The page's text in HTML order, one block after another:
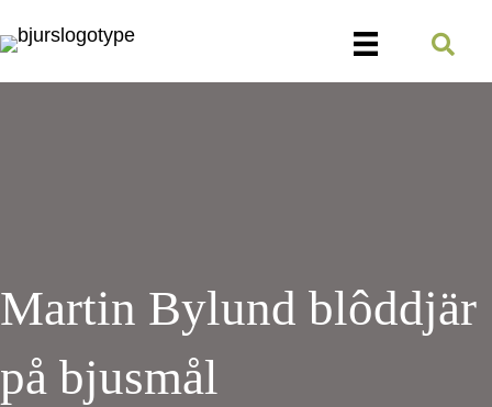
Martin Bylund blôddjär
på bjusmål